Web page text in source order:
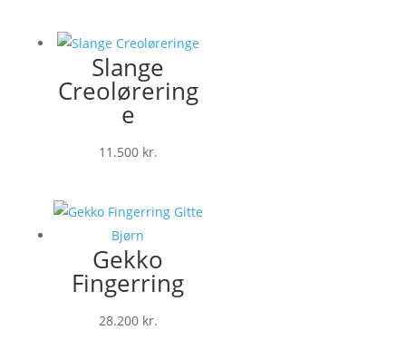
Slange
Creolørering
e
11.500 kr.
Gekko
Fingerring
28.200 kr.